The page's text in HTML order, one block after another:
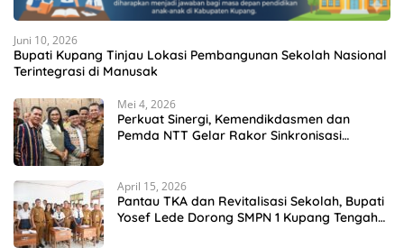
Juni 10, 2026
Bupati Kupang Tinjau Lokasi Pembangunan Sekolah Nasional
Terintegrasi di Manusak
Mei 4, 2026
Perkuat Sinergi, Kemendikdasmen dan
Pemda NTT Gelar Rakor Sinkronisasi
April 15, 2026
Pantau TKA dan Revitalisasi Sekolah, Bupati
Yosef Lede Dorong SMPN 1 Kupang Tengah